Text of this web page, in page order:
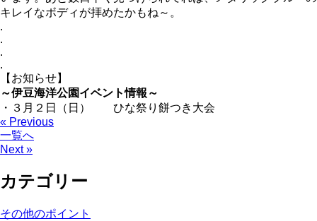
キレイなボディが拝めたかもね～。
.
.
.
.
【お知らせ】
～伊豆海洋公園イベント情報～
・３月２日（日） ひな祭り餅つき大会
« Previous
一覧へ
Next »
カテゴリー
その他のポイント